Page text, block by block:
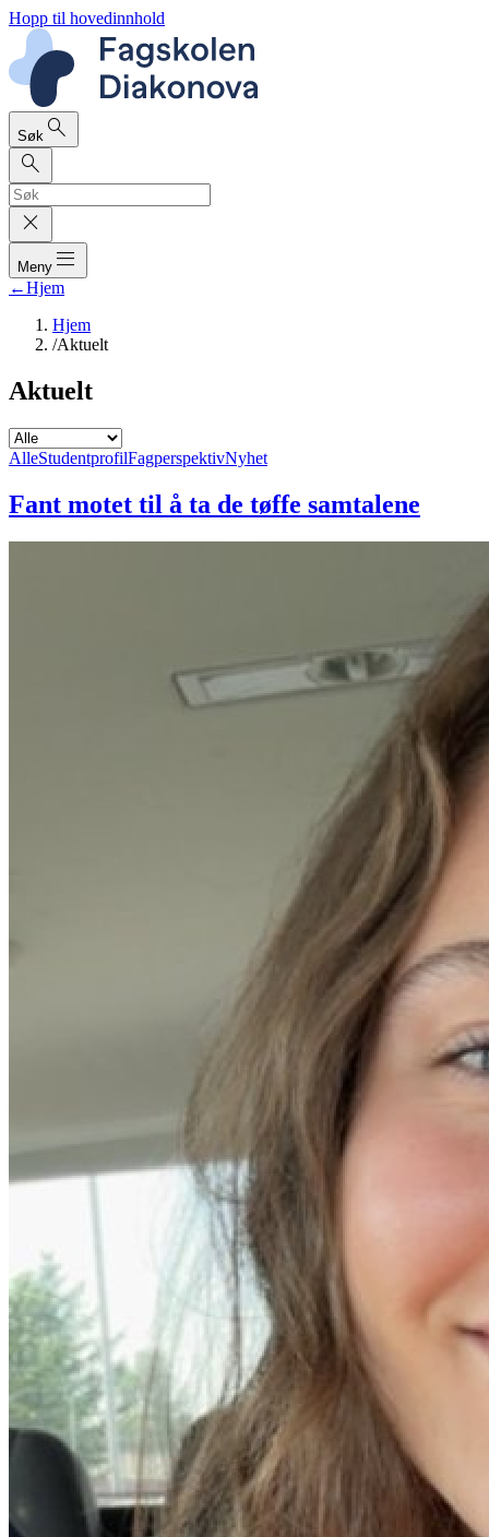
Hopp til hovedinnhold
Søk search
search
close
Meny dehaze
←Hjem
Hjem
/Aktuelt
Aktuelt
AlleStudentprofilFagperspektivNyhet
Fant motet til å ta de tøffe samtalene